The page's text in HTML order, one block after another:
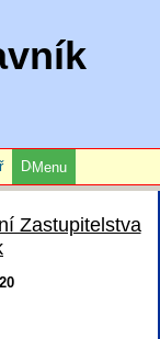
Menu
Zastupitelstva